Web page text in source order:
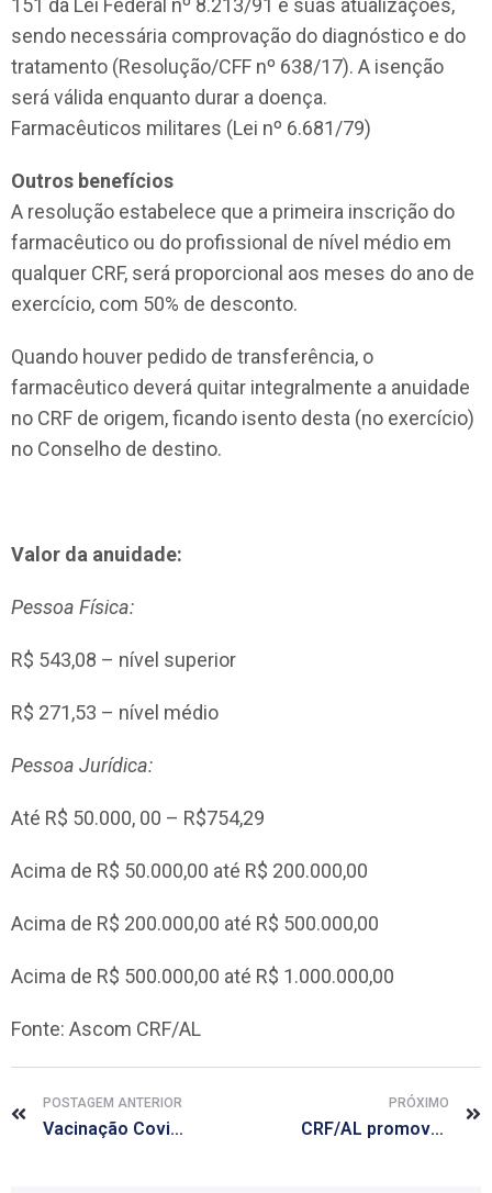
151 da Lei Federal nº 8.213/91 e suas atualizações,
sendo necessária comprovação do diagnóstico e do
tratamento (Resolução/CFF nº 638/17). A isenção
será válida enquanto durar a doença.
Farmacêuticos militares (Lei nº 6.681/79)
Outros benefícios
A resolução estabelece que a primeira inscrição do
farmacêutico ou do profissional de nível médio em
qualquer CRF, será proporcional aos meses do ano de
exercício, com 50% de desconto.
Quando houver pedido de transferência, o
farmacêutico deverá quitar integralmente a anuidade
no CRF de origem, ficando isento desta (no exercício)
no Conselho de destino.
Valor da anuidade:
Pessoa Física:
R$ 543,08 – nível superior
R$ 271,53 – nível médio
Pessoa Jurídica:
Até R$ 50.000, 00 – R$754,29
Acima de R$ 50.000,00 até R$ 200.000,00
Acima de R$ 200.000,00 até R$ 500.000,00
Acima de R$ 500.000,00 até R$ 1.000.000,00
Fonte: Ascom CRF/AL
POSTAGEM ANTERIOR
Vacinação Covid-19: CRF/AL pede que farmacêuticos sejam do grupo prioritário
PRÓXIMO
CRF/AL promove ações de saúde para comemorar o dia do farmacêutico